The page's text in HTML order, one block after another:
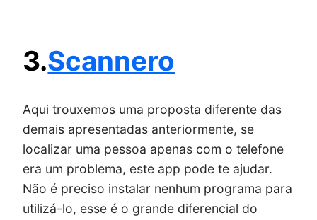
3.Scannero
Aqui trouxemos uma proposta diferente das
demais apresentadas anteriormente, se
localizar uma pessoa apenas com o telefone
era um problema, este app pode te ajudar.
Não é preciso instalar nenhum programa para
utilizá-lo, esse é o grande diferencial do